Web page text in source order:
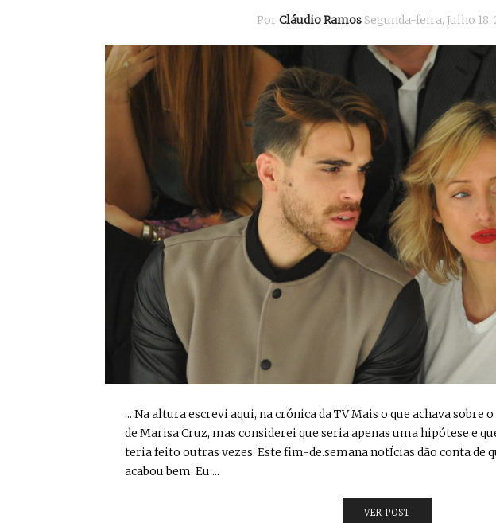
Por Cláudio Ramos Segunda-feira, Julho 18,
... Na altura escrevi aqui, na crónica da TV Mais o que achava sobre
de Marisa Cruz, mas considerei que seria apenas uma hipótese e
teria feito outras vezes. Este fim-de.semana notÍcias dão conta de
acabou bem. Eu ...
VER POST